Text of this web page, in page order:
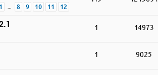
1 8 9 10 11 12
1 14973
1 9025